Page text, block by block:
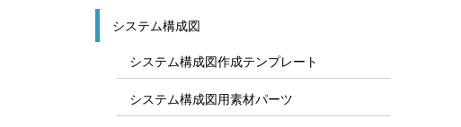
システム構成図
システム構成図作成テンプレート
システム構成図用素材パーツ